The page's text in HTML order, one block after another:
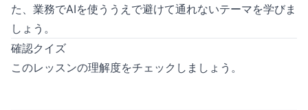
た、業務でAIを使ううえで避けて通れないテーマを学びま
しょう。
確認クイズ
このレッスンの理解度をチェックしましょう。